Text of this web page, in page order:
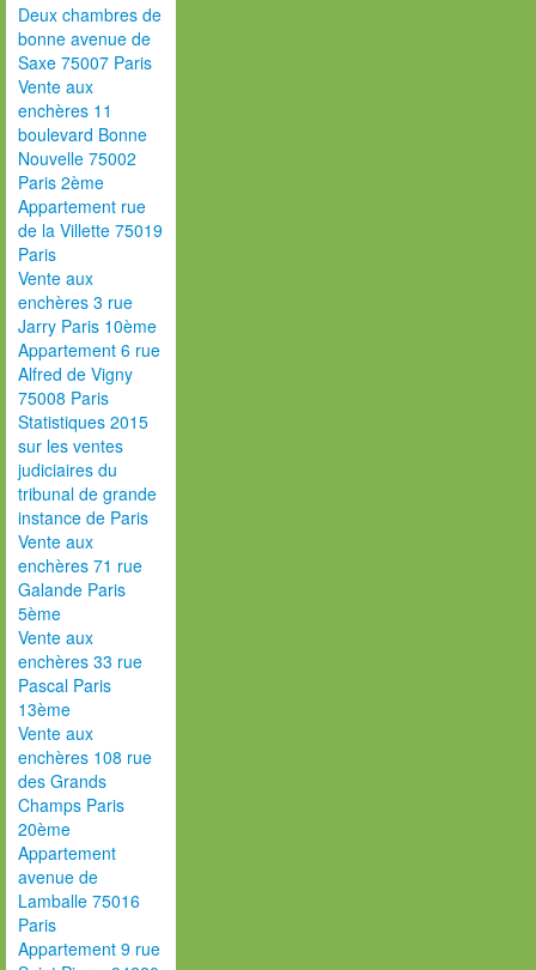
Deux chambres de
bonne avenue de
Saxe 75007 Paris
Vente aux
enchères 11
boulevard Bonne
Nouvelle 75002
Paris 2ème
Appartement rue
de la Villette 75019
Paris
Vente aux
enchères 3 rue
Jarry Paris 10ème
Appartement 6 rue
Alfred de Vigny
75008 Paris
Statistiques 2015
sur les ventes
judiciaires du
tribunal de grande
instance de Paris
Vente aux
enchères 71 rue
Galande Paris
5ème
Vente aux
enchères 33 rue
Pascal Paris
13ème
Vente aux
enchères 108 rue
des Grands
Champs Paris
20ème
Appartement
avenue de
Lamballe 75016
Paris
Appartement 9 rue